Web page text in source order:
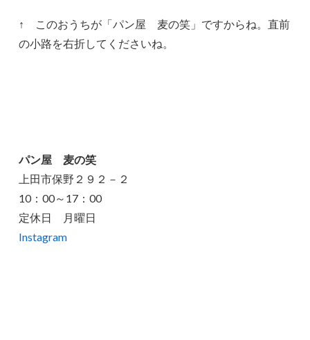
↑ このおうちが「パン屋 麦の笑」ですからね。直前
の小路を右折してくださいね。
パン屋 麦の笑
上田市保野２９２－２
10：00～17：00
定休日 月曜日
Instagram